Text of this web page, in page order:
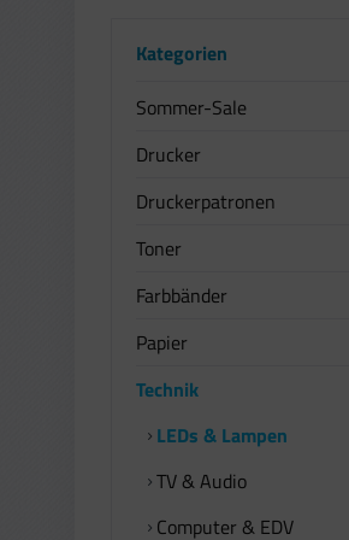
Kategorien
Sommer-Sale
Drucker
Druckerpatronen
Toner
Farbbänder
Papier
Technik
LEDs & Lampen
TV & Audio
Computer & EDV